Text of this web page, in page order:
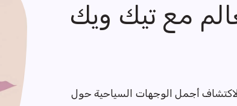
مع تيك ويك
أجمل الوجهات السياحية حول